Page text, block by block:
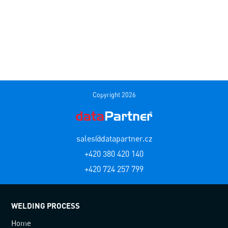
Copyright 2026
sales@datapartner.cz
+420 380 420 140
+420 724 257 799
WELDING PROCESS
Home